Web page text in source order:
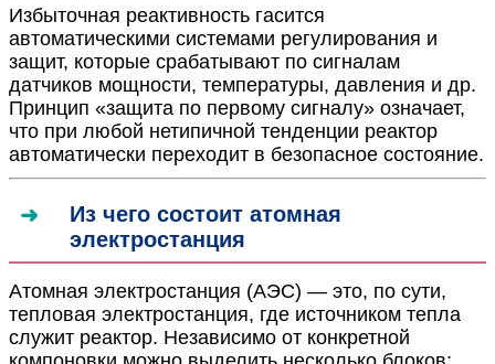
Избыточная реактивность гасится
автоматическими системами регулирования и
защит, которые срабатывают по сигналам
датчиков мощности, температуры, давления и др.
Принцип «защита по первому сигналу» означает,
что при любой нетипичной тенденции реактор
автоматически переходит в безопасное состояние.
Из чего состоит атомная
электростанция
Атомная электростанция (АЭС) — это, по сути,
тепловая электростанция, где источником тепла
служит реактор. Независимо от конкретной